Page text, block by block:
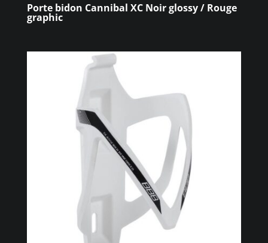
Porte bidon Cannibal XC Noir glossy / Rouge
graphic